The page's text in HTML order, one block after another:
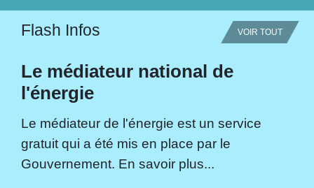
Flash Infos VOIR TOUT
Le médiateur national de
l'énergie
Le médiateur de l'énergie est un service
gratuit qui a été mis en place par le
Gouvernement. En savoir plus...